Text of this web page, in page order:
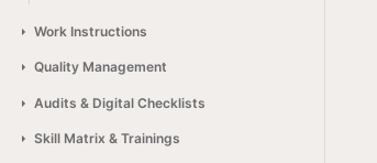
Work Instructions
Quality Management
Audits & Digital Checklists
Skill Matrix & Trainings